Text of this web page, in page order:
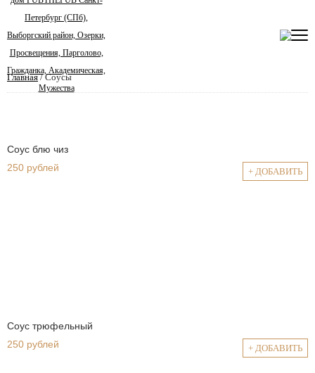
Главная/ Соусы
Соус блю чиз
250 рублей
+ ДОБАВИТЬ
Соус трюфельный
250 рублей
+ ДОБАВИТЬ